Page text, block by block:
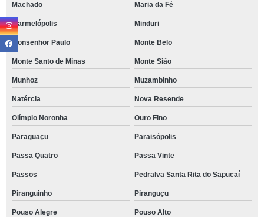
Machado Maria da Fé
Marmelópolis Minduri
Monsenhor Paulo Monte Belo
Monte Santo de Minas Monte Sião
Munhoz Muzambinho
Natércia Nova Resende
Olímpio Noronha Ouro Fino
Paraguaçu Paraisópolis
Passa Quatro Passa Vinte
Passos Pedralva Santa Rita do Sapucaí
Piranguinho Piranguçu
Pouso Alegre Pouso Alto